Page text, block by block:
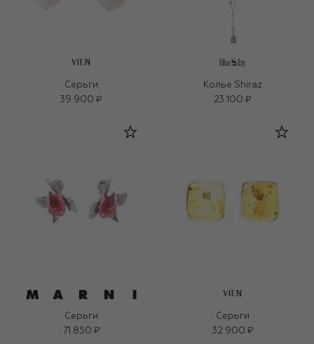
VIEN
Серьги
39 900 ₽
Колье Shiraz
23 100 ₽
Серьги
71 850 ₽
VIEN
Серьги
32 900 ₽